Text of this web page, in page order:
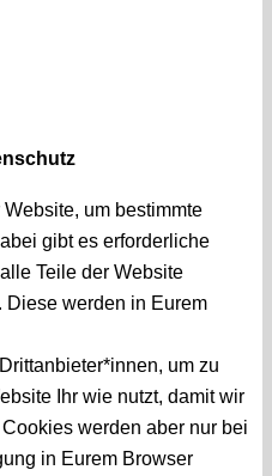
um bestimmte
gibt es erforderliche
Teile der Website
werden in Eurem
um zu
Ihr wie nutzt, damit wir
werden aber nur bei
in Eurem Browser